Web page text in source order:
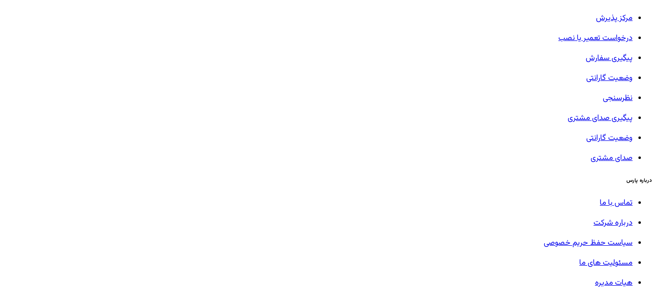
مرکز پذیرش
درخواست تعمیر یا نصب
پیگیری سفارش
وضعیت گارانتی
نظرسنجی
پیگیری صدای مشتری
وضعیت گارانتی
صدای مشتری
درباره پارس
تماس با ما
درباره شرکت
سیاست حفظ حریم خصوصی
مسئولیت های ما
هیات مدیره